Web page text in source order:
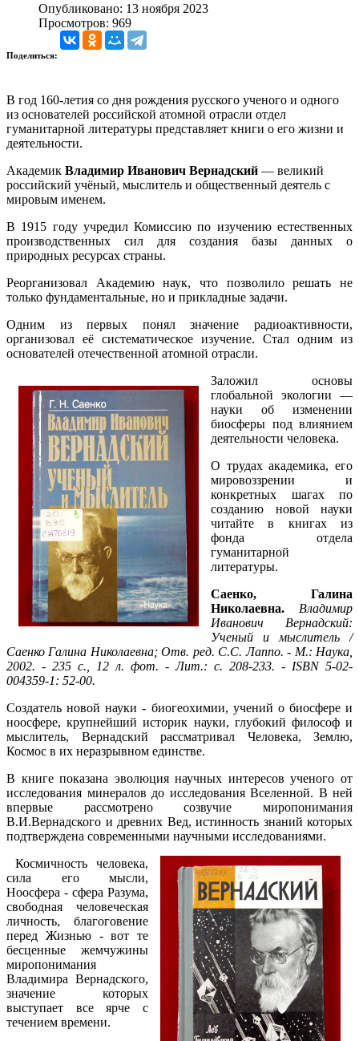
Опубликовано: 13 ноября 2023
Просмотров: 969
Поделиться:
В год 160-летия со дня рождения русского ученого и одного
из основателей российской атомной отрасли отдел
гуманитарной литературы представляет книги о его жизни и
деятельности.
Академик Владимир Иванович Вернадский — великий
российский учёный, мыслитель и общественный деятель с
мировым именем.
В 1915 году учредил Комиссию по изучению естественных
производственных сил для создания базы данных о
природных ресурсах страны.
Реорганизовал Академию наук, что позволило решать не
только фундаментальные, но и прикладные задачи.
Одним из первых понял значение радиоактивности,
организовал её систематическое изучение. Стал одним из
основателей отечественной атомной отрасли.
Заложил основы
глобальной экологии —
науки об изменении
биосферы под влиянием
деятельности человека.
О трудах академика, его
мировоззрении и
конкретных шагах по
созданию новой науки
читайте в книгах из
фонда отдела
гуманитарной
литературы.
Саенко, Галина
Николаевна. Владимир
Иванович Вернадский:
Ученый и мыслитель /
Саенко Галина Николаевна; Отв. ред. С.С. Лаппо. - М.: Наука,
2002. - 235 с., 12 л. фот. - Лит.: с. 208-233. - ISBN 5-02-
004359-1: 52-00.
Создатель новой науки - биогеохимии, учений о биосфере и
ноосфере, крупнейший историк науки, глубокий философ и
мыслитель, Вернадский рассматривал Человека, Землю,
Космос в их неразрывном единстве.
В книге показана эволюция научных интересов ученого от
исследования минералов до исследования Вселенной. В ней
впервые рассмотрено созвучие миропонимания
В.И.Вернадского и древних Вед, истинность знаний которых
подтверждена современными научными исследованиями.
Космичность человека,
сила его мысли,
Ноосфера - сфера Разума,
свободная человеческая
личность, благоговение
перед Жизнью - вот те
бесценные жемчужины
миропонимания
Владимира Вернадского,
значение которых
выступает все ярче с
течением времени.